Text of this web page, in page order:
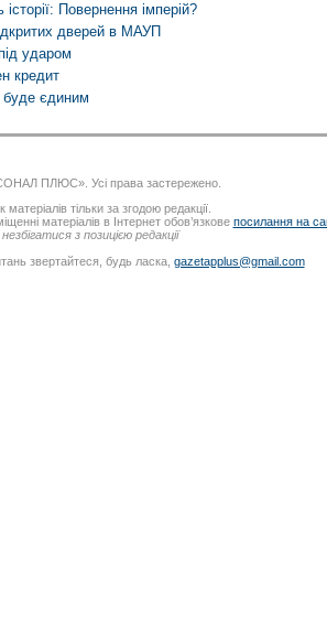
історії: Повернення імперій?
дверей в МАУП
ударом
кредит
буде єдиним
ПЛЮС». Усі права застережено.
матеріалів тільки за згодою редакції.
матеріалів в Інтернет обов’язкове посилання на
з позицією редакції
звертайтеся, будь ласка, gazetapplus@gmail.com